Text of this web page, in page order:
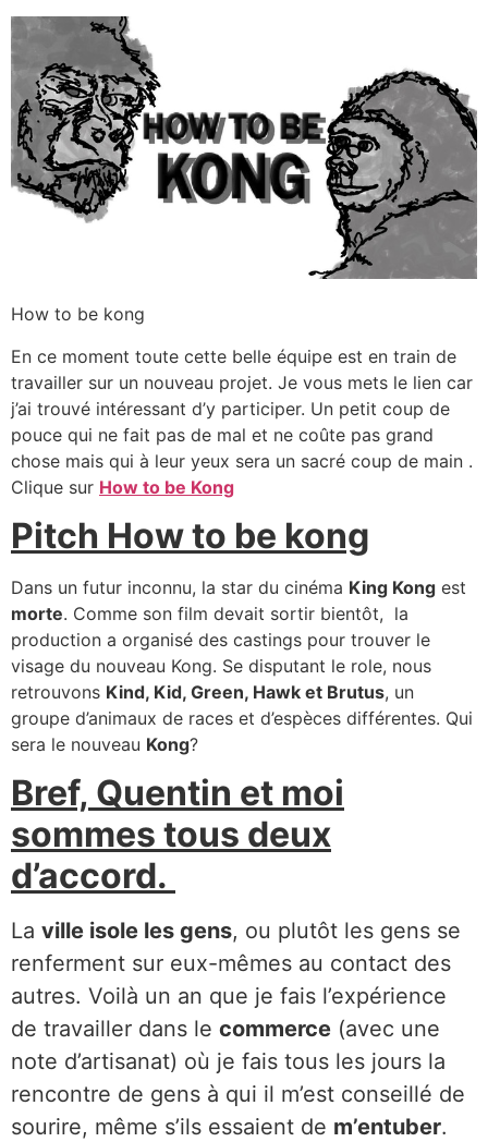
How to be kong
En ce moment toute cette belle équipe est en train de
travailler sur un nouveau projet. Je vous mets le lien car
j’ai trouvé intéressant d’y participer. Un petit coup de
pouce qui ne fait pas de mal et ne coûte pas grand
chose mais qui à leur yeux sera un sacré coup de main .
Clique sur How to be Kong
Pitch How to be kong
Dans un futur inconnu, la star du cinéma King Kong est
morte. Comme son film devait sortir bientôt, la
production a organisé des castings pour trouver le
visage du nouveau Kong. Se disputant le role, nous
retrouvons Kind, Kid, Green, Hawk et Brutus, un
groupe d’animaux de races et d’espèces différentes. Qui
sera le nouveau Kong?
Bref, Quentin et moi
sommes tous deux
d’accord.
La ville isole les gens, ou plutôt les gens se
renferment sur eux-mêmes au contact des
autres. Voilà un an que je fais l’expérience
de travailler dans le commerce (avec une
note d’artisanat) où je fais tous les jours la
rencontre de gens à qui il m’est conseillé de
sourire, même s’ils essaient de m’entuber.